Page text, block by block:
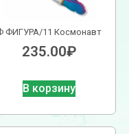
ФИГУРА/11 Космонавт
235.00₽
В корзину